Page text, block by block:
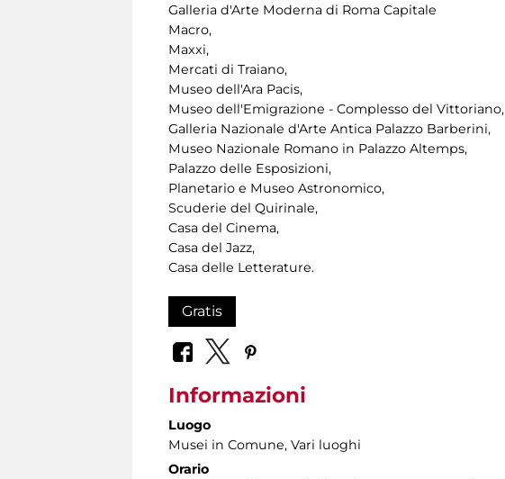
Galleria d'Arte Moderna di Roma Capitale
Macro,
Maxxi,
Mercati di Traiano,
Museo dell'Ara Pacis,
Museo dell'Emigrazione - Complesso del Vittoriano,
Galleria Nazionale d'Arte Antica Palazzo Barberini,
Museo Nazionale Romano in Palazzo Altemps,
Palazzo delle Esposizioni,
Planetario e Museo Astronomico,
Scuderie del Quirinale,
Casa del Cinema,
Casa del Jazz,
Casa delle Letterature.
Gratis
Informazioni
Luogo
Musei in Comune, Vari luoghi
Orario